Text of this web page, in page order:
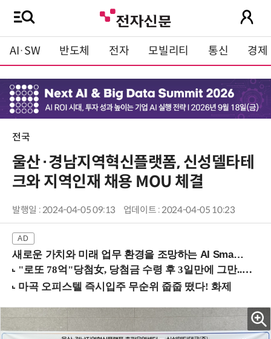
AI·SW 반도체 전자 모빌리티 통신 경제
전국
울산·경남지역혁신플랫폼, 신성델타테
크와 지역인재 채용 MOU 체결
발행일 : 2024-04-05 09:13 업데이트 : 2024-04-05 10:23
새로운 가치와 미래 업무 환경을 조망하는 AI Smart Work Summit 2026 (9/11 코엑스)